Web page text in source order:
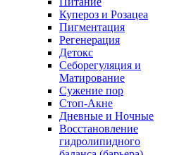
Купероз и Розацеа
Пигментация
Регенерация
Детокс
Себорегуляция и
Матирование
Сужение пор
Стоп-Акне
Дневные и Ночные
Восстановление
гидролипидного